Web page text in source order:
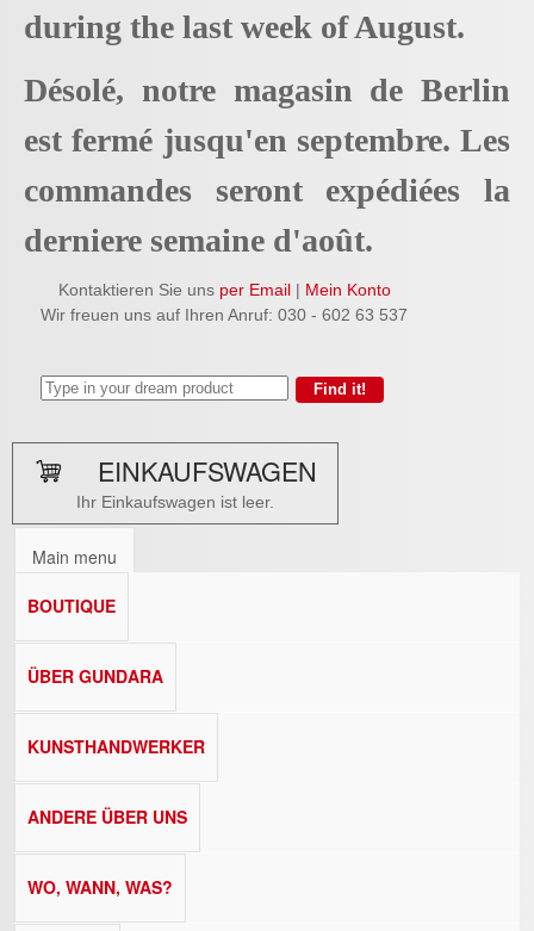
during the last week of August.
Désolé, notre magasin de Berlin
est fermé jusqu'en septembre. Les
commandes seront expédiées la
derniere semaine d'août.
Kontaktieren Sie uns per Email| Mein Konto
Wir freuen uns auf Ihren Anruf: 030 - 602 63 537
EINKAUFSWAGEN
Ihr Einkaufswagen ist leer.
Main menu
BOUTIQUE
ÜBER GUNDARA
KUNSTHANDWERKER
ANDERE ÜBER UNS
WO, WANN, WAS?